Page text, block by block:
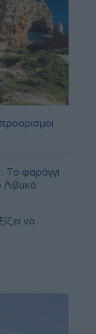
Το φαράγγι
Λιβυκό
να